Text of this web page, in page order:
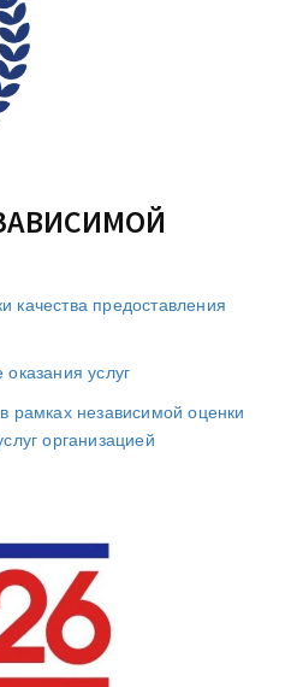
качества предоставления
услуг
рамках независимой оценки
организацией